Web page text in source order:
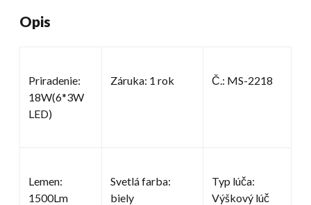
Opis
Priradenie:
18W(6*3W
LED)
Záruka: 1 rok Č.: MS-2218
Lemen:
1500Lm
Svetlá farba:
biely
Typ lúča:
Výškový lúč